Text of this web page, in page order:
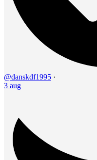
@danskdf1995 ·
3 aug